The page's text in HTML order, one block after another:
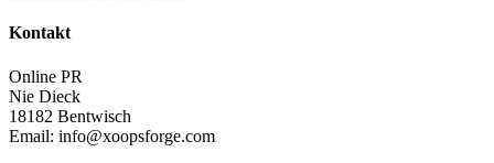
Kontakt
Online PR
Nie Dieck
18182 Bentwisch
Email: info@xoopsforge.com